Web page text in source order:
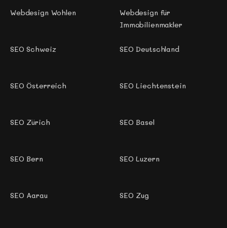
Webdesign Wohlen
Webdesign für
Immobilienmakler
SEO Schweiz SEO Deutschland
SEO Österreich SEO Liechtenstein
SEO Zürich SEO Basel
SEO Bern SEO Luzern
SEO Aarau SEO Zug